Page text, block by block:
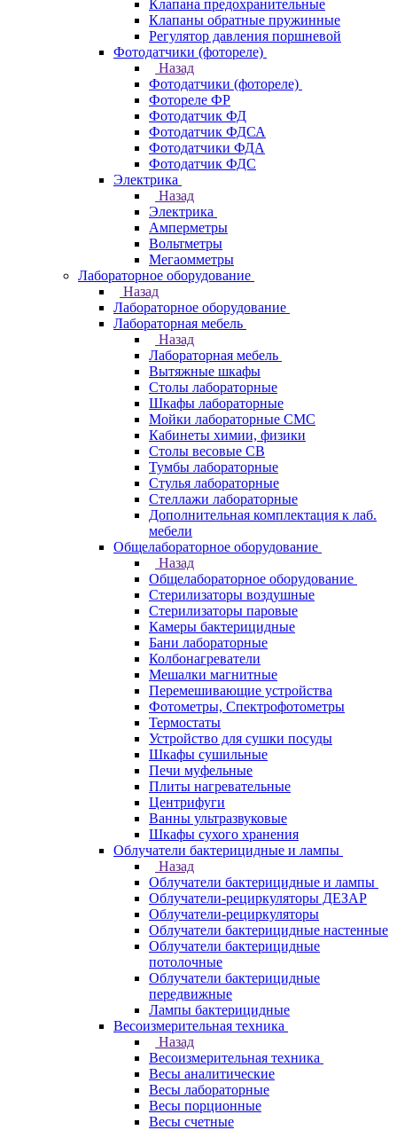
Клапана предохранительные
Клапаны обратные пружинные
Регулятор давления поршневой
Фотодатчики (фотореле)
Назад
Фотодатчики (фотореле)
Фотореле ФР
Фотодатчик ФД
Фотодатчик ФДСА
Фотодатчики ФДА
Фотодатчик ФДС
Электрика
Назад
Электрика
Амперметры
Вольтметры
Мегаомметры
Лабораторное оборудование
Назад
Лабораторное оборудование
Лабораторная мебель
Назад
Лабораторная мебель
Вытяжные шкафы
Столы лабораторные
Шкафы лабораторные
Мойки лабораторные СМС
Кабинеты химии, физики
Столы весовые СВ
Тумбы лабораторные
Стулья лабораторные
Стеллажи лабораторные
Дополнительная комплектация к лаб.
мебели
Общелабораторное оборудование
Назад
Общелабораторное оборудование
Стерилизаторы воздушные
Стерилизаторы паровые
Камеры бактерицидные
Бани лабораторные
Колбонагреватели
Мешалки магнитные
Перемешивающие устройства
Фотометры, Спектрофотометры
Термостаты
Устройство для сушки посуды
Шкафы сушильные
Печи муфельные
Плиты нагревательные
Центрифуги
Ванны ультразвуковые
Шкафы сухого хранения
Облучатели бактерицидные и лампы
Назад
Облучатели бактерицидные и лампы
Облучатели-рециркуляторы ДЕЗАР
Облучатели-рециркуляторы
Облучатели бактерицидные настенные
Облучатели бактерицидные
потолочные
Облучатели бактерицидные
передвижные
Лампы бактерицидные
Весоизмерительная техника
Назад
Весоизмерительная техника
Весы аналитические
Весы лабораторные
Весы порционные
Весы счетные